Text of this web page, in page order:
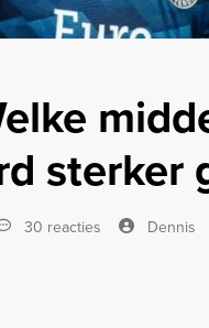
sterker
30 reacties Dennis